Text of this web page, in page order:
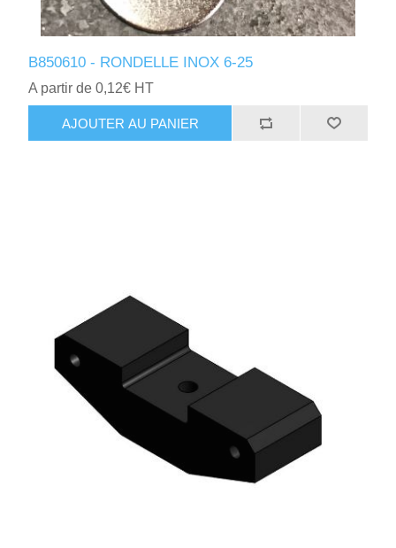
B850610 - RONDELLE INOX 6-25
A partir de 0,12€ HT
AJOUTER AU PANIER